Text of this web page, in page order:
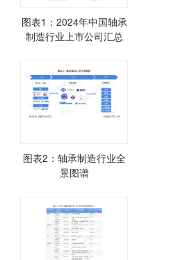
图表1：2024年中国轴承
制造行业上市公司汇总
图表2：轴承制造行业全
景图谱